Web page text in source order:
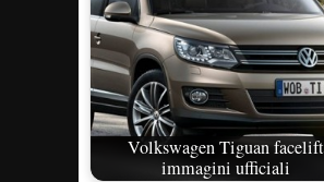
Volkswagen Tiguan facelift
immagini ufficiali